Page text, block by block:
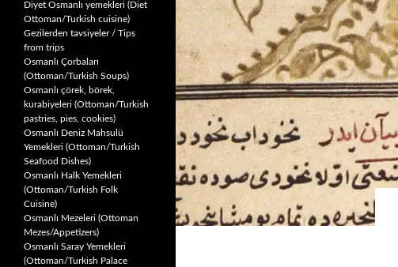
Diyet Osmanlı yemekleri (Diet
Ottoman/Turkish cuisine)
Gezilerden tavsiyeler / Tips
from trips
Osmanlı Çorbaları
(Ottoman/Turkish Soups)
Osmanlı çörek, börek,
kurabiyeleri (Ottoman/Turkish
pastries, pies, cookies)
Osmanlı Deniz Mahsulü
Yemekleri (Ottoman/Turkish
Seafood Dishes)
Osmanlı Halk Yemekleri
(Ottoman/Turkish Folk
Cuisine)
Osmanlı Mezeleri (Ottoman
Mezes/Appetizers)
Osmanlı Saray Yemekleri
(Ottoman/Turkish Palace